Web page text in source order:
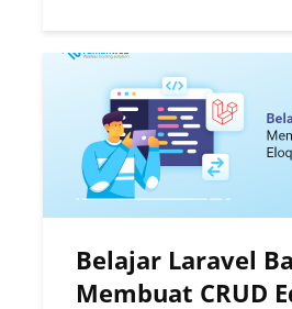
Belajar Laravel
Membuat CRUD